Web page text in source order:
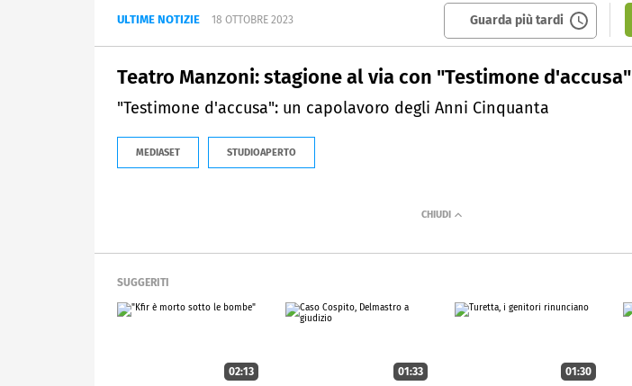
ULTIME NOTIZIE 18 OTTOBRE 2023 Guarda più tardi
Teatro Manzoni: stagione al via con "Testimone d'accusa"
"Testimone d'accusa": un capolavoro degli Anni Cinquanta
MEDIASET STUDIOAPERTO
SUGGERITI
02:13 01:33 01:30